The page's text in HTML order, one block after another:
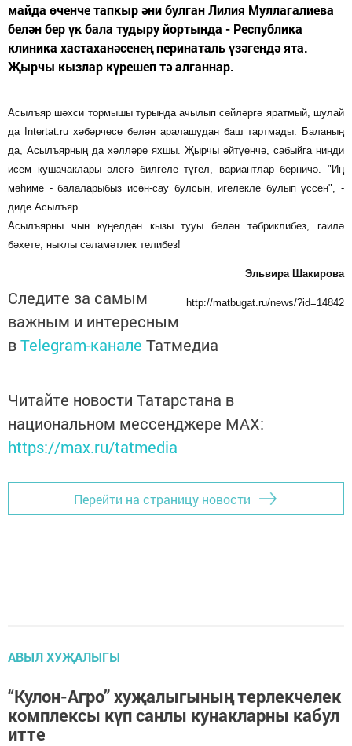
майда өченче тапкыр әни булган Лилия Муллагалиева
белән бер үк бала тудыру йортында - Республика
клиника хастаханәсенең перинаталь үзәгендә ята.
Җырчы кызлар күрешеп тә алганнар.
Асылъяр шәхси тормышы турында ачылып сөйләргә яратмый, шулай
да Intertat.ru хәбәрчесе белән аралашудан баш тартмады. Баланың
да, Асылъярның да хәлләре яхшы. Җырчы әйтүенчә, сабыйга нинди
исем кушачаклары әлегә билгеле түгел, вариантлар берничә. "Иң
мөһиме - балаларыбыз исән-сау булсын, игелекле булып үссен", -
диде Асылъяр.
Асылъярны чын күңелдән кызы тууы белән тәбриклибез, гаилә
бәхете, ныклы сәламәтлек телибез!
Эльвира Шакирова
http://matbugat.ru/news/?id=14842
Следите за самым
важным и интересным
вTelegram-канале Татмедиа
Читайте новости Татарстана в
национальном мессенджере MАХ:
https://max.ru/tatmedia
Перейти на страницу новости
АВЫЛ ХУҖАЛЫГЫ
“Кулон-Агро” хуҗалыгының терлекчелек
комплексы күп санлы кунакларны кабул
итте